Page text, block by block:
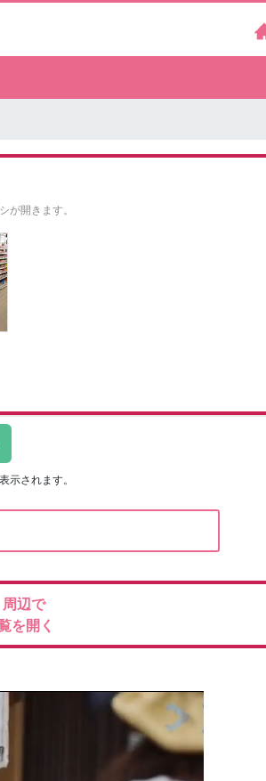
が開きます。
示されます。
周辺で
を開く